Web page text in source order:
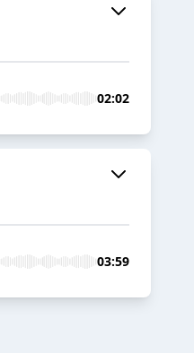
02:02
03:59